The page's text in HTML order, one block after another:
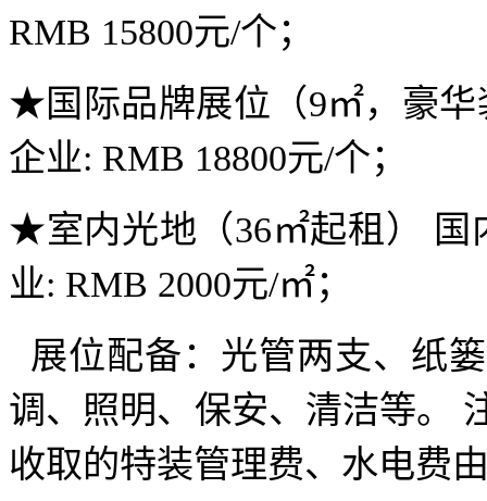
RMB 15800元/个；
★国际品牌展位（9㎡，豪华
企业: RMB 18800元/个；
★室内光地（36㎡起租） 国
业: RMB 2000元/㎡；
展位配备：光管两支、纸
调、照明、保安、清洁等。
收取的特装管理费、水电费